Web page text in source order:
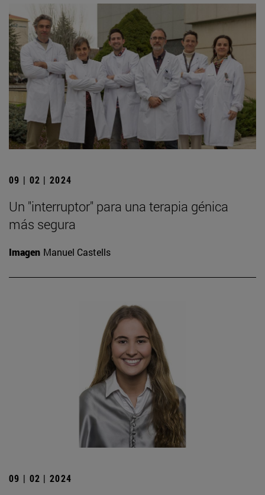
09 | 02 | 2024
Un "interruptor" para una terapia génica
más segura
Imagen Manuel Castells
09 | 02 | 2024